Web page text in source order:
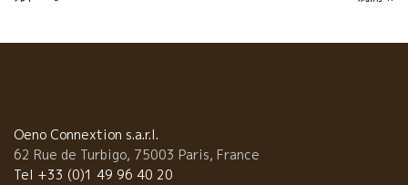
Oeno Connextion s.a.r.l.
62 Rue de Turbigo, 75003 Paris, France
Tel +33 (0)1 49 96 40 20